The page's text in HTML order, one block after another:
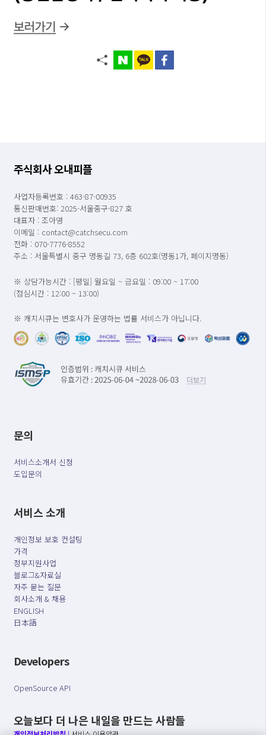
주식회사 오내피플
사업자등록번호 : 463-87-00935
통신판매번호: 2025-서울중구-827 호
대표자 : 조아영
이메일 : contact@catchsecu.com
전화 : 070-7776-8552
주소 : 서울특별시 중구 명동길 73, 6층 602호(명동1가, 페이지명동)
※ 상담가능시간 : [평일] 월요일 ~ 금요일 : 09:00 ~ 17:00
(점심시간 : 12:00 ~ 13:00)
※ 캐치시큐는 변호사가 운영하는 법률 서비스가 아닙니다.
문의
서비스소개서 신청
도입문의
서비스 소개
개인정보 보호 컨설팅
가격
정부지원사업
블로그&자료실
자주 묻는 질문
회사소개 & 채용
ENGLISH
日本語
Developers
OpenSource API
오늘보다 더 나은 내일을 만드는 사람들